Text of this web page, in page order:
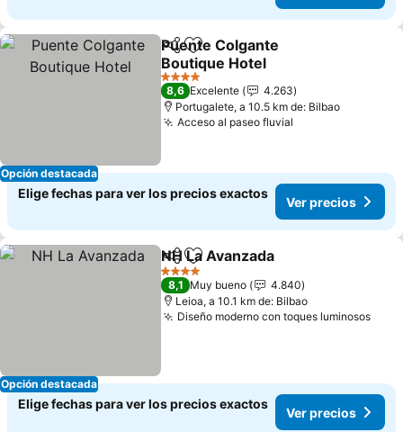
Opción destacada
CompartirAgregar a favoritos
Puente Colgante
Boutique Hotel
Ver precios
4 Estrellas
8,6 Excelente
4.263
Portugalete, a 10.5 km de: Bilbao
Acceso al paseo fluvial
Elige fechas para ver los precios exactos
Ver precios
Opción destacada
CompartirAgregar a favoritos
NH La Avanzada
4 Estrellas
8,1 Muy bueno
4.840
Leioa, a 10.1 km de: Bilbao
Diseño moderno con toques luminososVer
Elige fechas para ver los precios exactos
Ver precios